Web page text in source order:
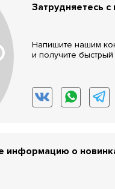
Затрудняетесь
Напишите нашим
и получите быстрый
информацию о